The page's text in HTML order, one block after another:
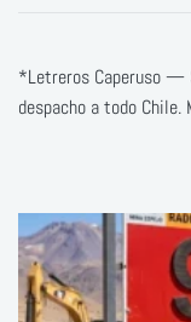
*Letreros Caperuso —
despacho a todo